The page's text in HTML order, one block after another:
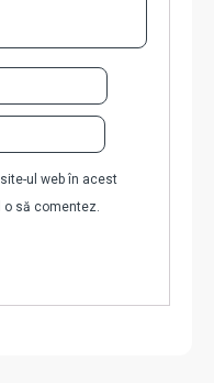
ul web în acest
o să comentez.